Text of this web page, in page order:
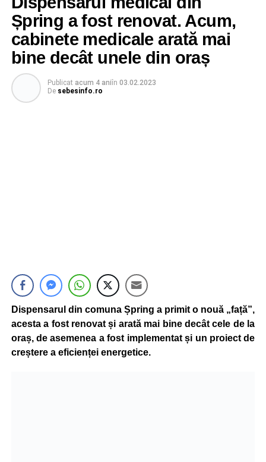
Șpring a fost renovat. Acum,
cabinete medicale arată mai
bine decât unele din oraș
Publicat acum 4 aniîn 03.02.2023
De sebesinfo.ro
Dispensarul din comuna Șpring a primit o nouă „față”,
acesta a fost renovat și arată mai bine decât cele de la
oraș, de asemenea a fost implementat și un proiect de
creștere a eficienței energetice.